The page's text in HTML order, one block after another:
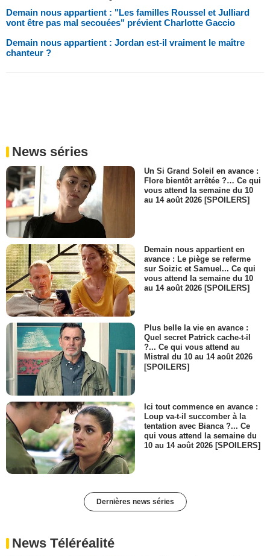
Demain nous appartient : "Les familles Roussel et Julliard
vont être pas mal secouées" prévient Charlotte Gaccio
Demain nous appartient : Jordan est-il vraiment le maître
chanteur ?
News séries
Un Si Grand Soleil en avance :
Flore bientôt arrêtée ?… Ce qui
vous attend la semaine du 10
au 14 août 2026 [SPOILERS]
Demain nous appartient en
avance : Le piège se referme
sur Soizic et Samuel... Ce qui
vous attend la semaine du 10
au 14 août 2026 [SPOILERS]
Plus belle la vie en avance :
Quel secret Patrick cache-t-il
?... Ce qui vous attend au
Mistral du 10 au 14 août 2026
[SPOILERS]
Ici tout commence en avance :
Loup va-t-il succomber à la
tentation avec Bianca ?... Ce
qui vous attend la semaine du
10 au 14 août 2026 [SPOILERS]
Dernières news séries
News Téléréalité